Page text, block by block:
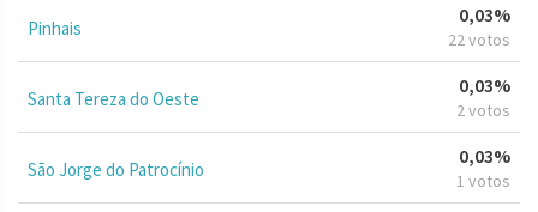
Pinhais
0,03%
22 votos
Santa Tereza do Oeste
0,03%
2 votos
São Jorge do Patrocínio
0,03%
1 votos